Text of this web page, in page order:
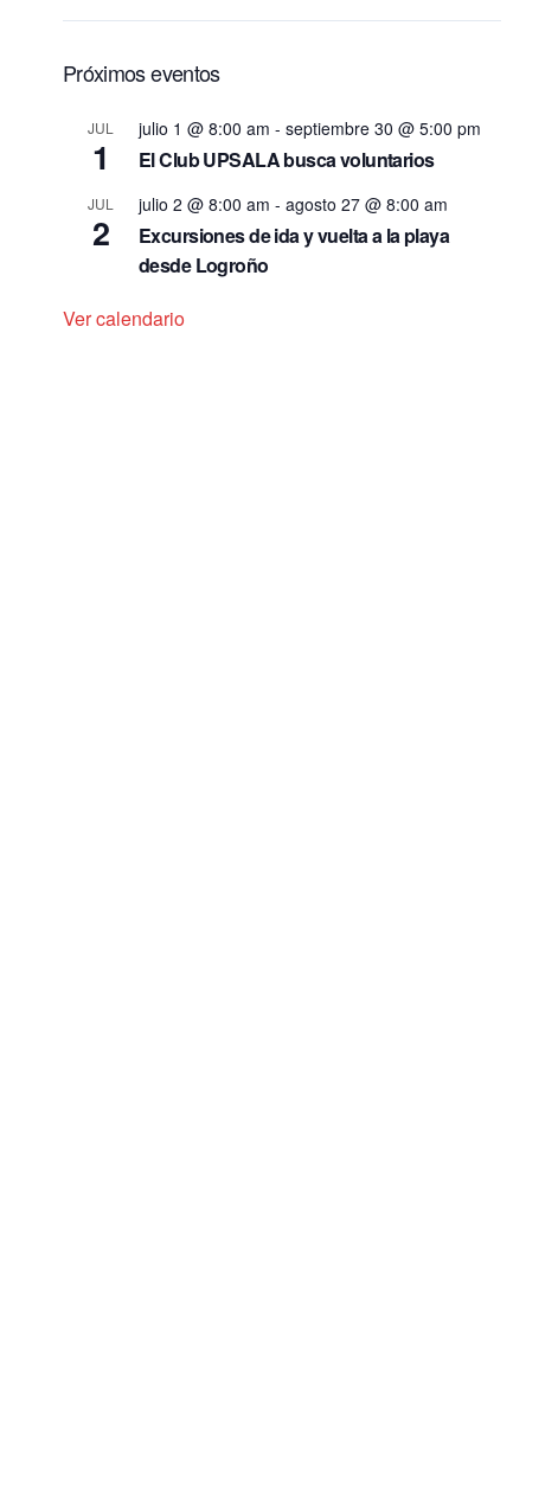
Próximos eventos
JUL
1
julio 1 @ 8:00 am - septiembre 30 @ 5:00 pm
El Club UPSALA busca voluntarios
JUL
2
julio 2 @ 8:00 am - agosto 27 @ 8:00 am
Excursiones de ida y vuelta a la playa
desde Logroño
Ver calendario